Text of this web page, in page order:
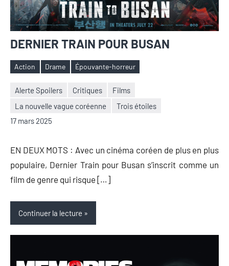
DERNIER TRAIN POUR BUSAN
Étiquettes
Action Drame Épouvante-horreur
Alerte Spoilers Critiques
Films
La nouvelle vague coréenne
Trois étoiles
17 mars 2025
Nicolas
Auger
Aucun
commentaire
EN DEUX MOTS : Avec un cinéma coréen de plus en plus
populaire, Dernier Train pour Busan s’inscrit comme un
film de genre qui risque […]
Continuer la lecture